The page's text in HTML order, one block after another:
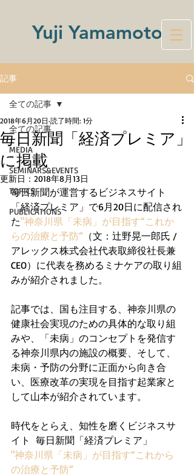
Yuji Yamamoto
記事
全ての記事
MEDIA
SEMINARS&EVENTS
TOPICS
PUBLICATIONS
全ての記事
毎日新聞「経済プレミア」
に掲載
2018年6月20日 読了時間: 1分
更新日： 2018年8月13日
毎日新聞が運営するビジネスサイト
「経済プレミア」で6月20日に配信され
た"神奈川県「未病」が目指す“これか
らの治療と予防” （文：辻野晃一郎氏 /
アレックス株式会社代表取締役社長兼
CEO）に代表を務めるミナケアの取り組
みが紹介されました。
記事では、国も注目する、神奈川県の
健康社会実現のための具体的な取り組
みや、「未病」のコンセプトを発信す
る神奈川県内の施設の概要、そして、
未病・予防の分野に正面から向き合
い、医療改革の実現を目指す起業家と
して山本が紹介されています。
時代をとらえ、知性を磨くビジネスサ
イト  毎日新聞「経済プレミア」
"神奈川県「未病」が目指す“これから
の治療と予防”